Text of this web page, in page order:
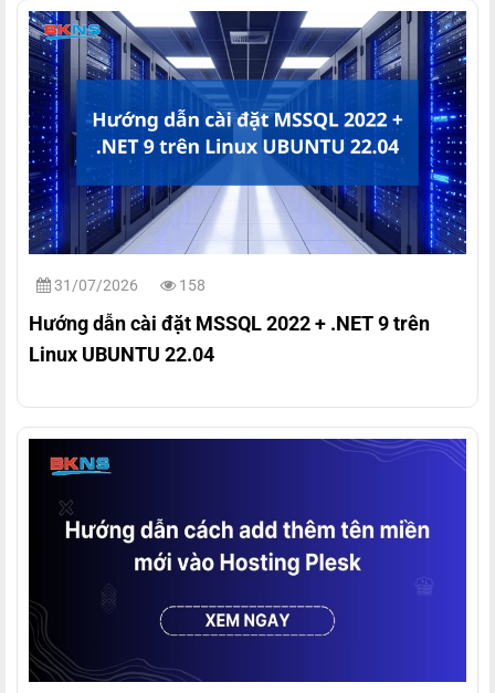
31/07/2026 158
Hướng dẫn cài đặt MSSQL 2022 + .NET 9 trên
Linux UBUNTU 22.04